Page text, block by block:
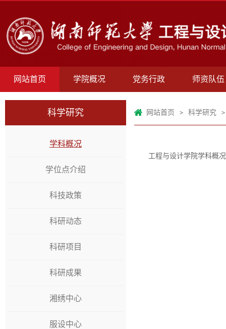
网站首页 学院概况 党务行政 师资队伍
科学研究
学科概况
学位点介绍
科技政策
科研动态
科研项目
科研成果
湘绣中心
服设中心
网站首页 > 科学研究 >
工程与设计学院学科概况